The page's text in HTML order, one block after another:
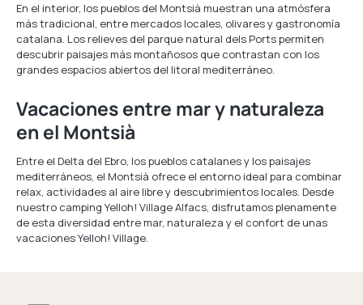
En el interior, los pueblos del Montsià muestran una atmósfera
más tradicional, entre mercados locales, olivares y gastronomía
catalana. Los relieves del parque natural dels Ports permiten
descubrir paisajes más montañosos que contrastan con los
grandes espacios abiertos del litoral mediterráneo.
Vacaciones entre mar y naturaleza
en el Montsià
Entre el Delta del Ebro, los pueblos catalanes y los paisajes
mediterráneos, el Montsià ofrece el entorno ideal para combinar
relax, actividades al aire libre y descubrimientos locales. Desde
nuestro camping Yelloh! Village Alfacs, disfrutamos plenamente
de esta diversidad entre mar, naturaleza y el confort de unas
vacaciones Yelloh! Village.